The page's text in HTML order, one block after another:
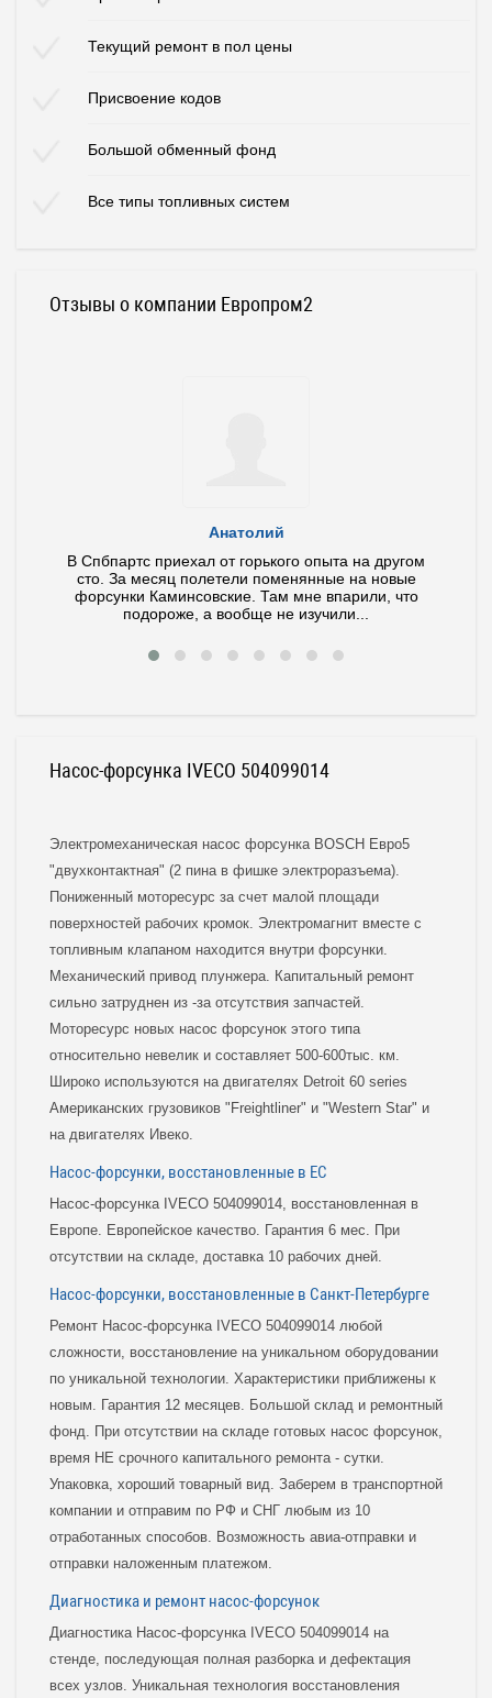
Текущий ремонт в пол цены
Присвоение кодов
Большой обменный фонд
Все типы топливных систем
Отзывы о компании Европром2
Анатолий
В Спбпартс приехал от горького опыта на другом
сто. За месяц полетели поменянные на новые
форсунки Каминсовские. Там мне впарили, что
подороже, а вообще не изучили...
Насос-форсунка IVECO 504099014
Электромеханическая насос форсунка BOSCH Евро5
"двухконтактная" (2 пина в фишке электроразъема).
Пониженный моторесурс за счет малой площади
поверхностей рабочих кромок. Электромагнит вместе с
топливным клапаном находится внутри форсунки.
Механический привод плунжера. Капитальный ремонт
сильно затруднен из -за отсутствия запчастей.
Моторесурс новых насос форсунок этого типа
относительно невелик и составляет 500-600тыс. км.
Широко используются на двигателях Detroit 60 series
Американских грузовиков "Freightliner" и "Western Star" и
на двигателях Ивеко.
Насос-форсунки, восстановленные в ЕС
Насос-форсунка IVECO 504099014, восстановленная в
Европе. Европейское качество. Гарантия 6 мес. При
отсутствии на складе, доставка 10 рабочих дней.
Насос-форсунки, восстановленные в Санкт-Петербурге
Ремонт Насос-форсунка IVECO 504099014 любой
сложности, восстановление на уникальном оборудовании
по уникальной технологии. Характеристики приближены к
новым. Гарантия 12 месяцев. Большой склад и ремонтный
фонд. При отсутствии на складе готовых насос форсунок,
время НЕ срочного капитального ремонта - сутки.
Упаковка, хороший товарный вид. Заберем в транспортной
компании и отправим по РФ и СНГ любым из 10
отработанных способов. Возможность авиа-отправки и
отправки наложенным платежом.
Диагностика и ремонт насос-форсунок
Диагностика Насос-форсунка IVECO 504099014 на
стенде, последующая полная разборка и дефектация
всех узлов. Уникальная технология восстановления